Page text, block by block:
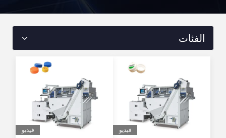
الفئات
فيديو فيديو